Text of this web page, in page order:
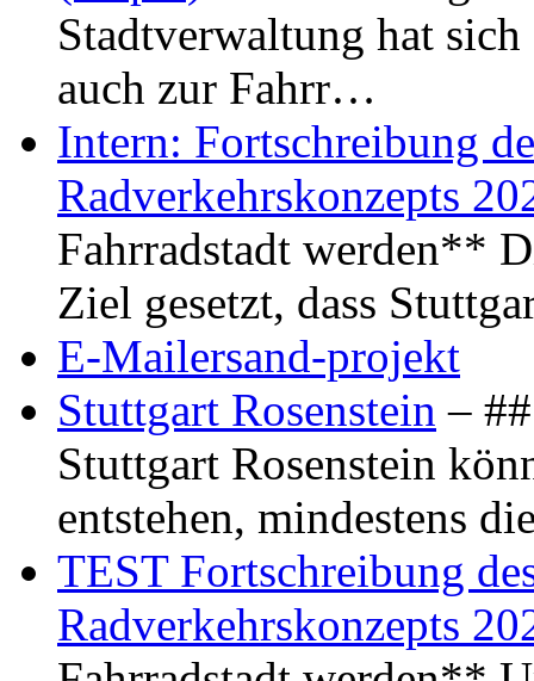
Stadtverwaltung hat
auch zur Fahrr…
Intern: Fortschreibung
Radverkehrskonzepts
Fahrradstadt werden**
Ziel gesetzt, dass
E-Mailersand-projekt
Stuttgart Rosenstein –
Stuttgart Rosenstein
entstehen, mindestens
TEST Fortschreibung
Radverkehrskonzepts